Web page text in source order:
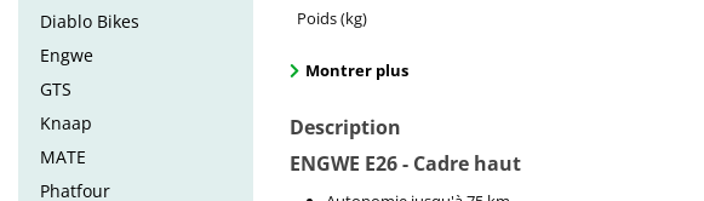
Diablo Bikes
Engwe
GTS
Knaap
MATE
Phatfour
Poids (kg)
Montrer plus
Description
ENGWE E26 - Cadre haut